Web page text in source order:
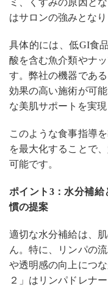
はサロンの強みとなり
具体的には、低GI食
酸を含む魚介類やナ
す。弊社の機器であ
効果の高い施術が可
な美肌サポートを実現
このような食事指導
を最大化することで
可能です。
ポイント3：水分補
慣の提案
適切な水分補給は、
ん。特に、リンパの
や透明感の向上につ
２」はリンパドレナ